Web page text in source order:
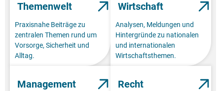
Themenwelt
Praxisnahe Beiträge zu
zentralen Themen rund um
Vorsorge, Sicherheit und
Alltag.
Wirtschaft
Analysen, Meldungen und
Hintergründe zu nationalen
und internationalen
Wirtschaftsthemen.
Management Recht